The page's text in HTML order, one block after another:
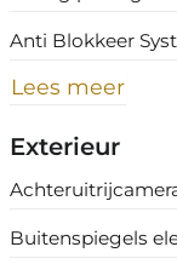
Anti Blokkeer
Lees meer
Exterieur
Buitenspiegels